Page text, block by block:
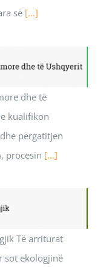
së [...]
dhe të
kualifikon
përgatitjen
procesin [...]
Të arriturat
sot ekologjinë